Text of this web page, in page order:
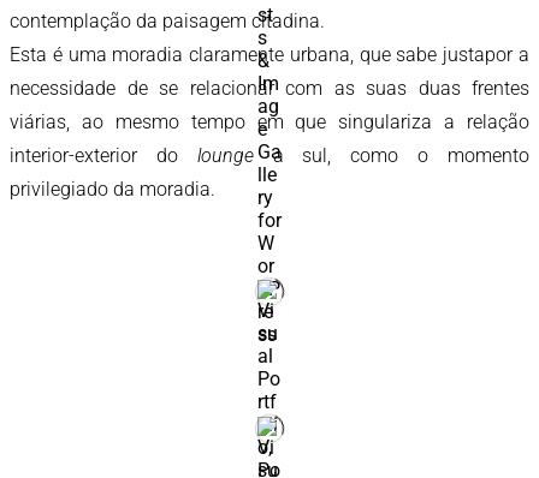
contemplação da paisagem citadina.
Esta é uma moradia claramente urbana, que sabe justapor a
necessidade de se relacionar com as suas duas frentes
viárias, ao mesmo tempo em que singulariza a relação
interior-exterior do loungea sul, como o momento
privilegiado da moradia.